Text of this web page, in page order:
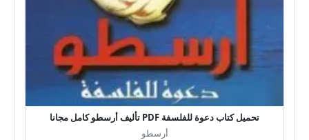
تحميل كتاب دعوة للفلسفة PDF تأليف أرسطو كامل مجانا
أرسطو